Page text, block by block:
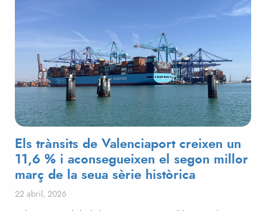
Els trànsits de Valenciaport creixen un
11,6 % i aconsegueixen el segon millor
març de la seua sèrie històrica
Posted on
22 abril, 2026